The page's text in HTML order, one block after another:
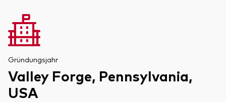
Dienstleistungen
Portfolio-Services
LifePlan-Modellportfolios
Gründungsjahr
Valley Forge, Pennsylvania,
USA